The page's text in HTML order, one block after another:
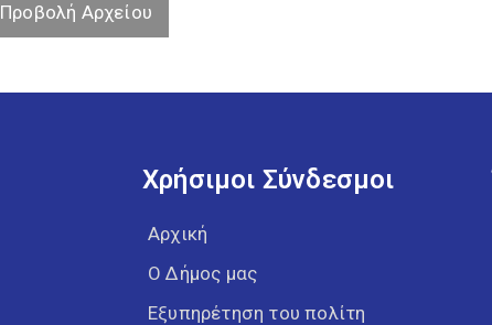
Προβολή Αρχείου
Χρήσιμοι Σύνδεσμοι
Αρχική
Ο Δήμος μας
Εξυπηρέτηση του πολίτη